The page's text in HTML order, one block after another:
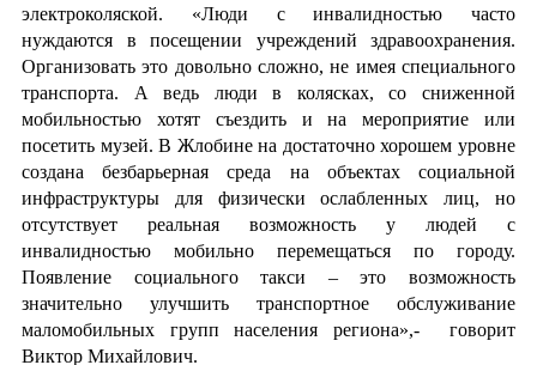
электроколяской. «Люди с инвалидностью часто
нуждаются в посещении учреждений здравоохранения.
Организовать это довольно сложно, не имея специального
транспорта. А ведь люди в колясках, со сниженной
мобильностью хотят съездить и на мероприятие или
посетить музей. В Жлобине на достаточно хорошем уровне
создана безбарьерная среда на объектах социальной
инфраструктуры для физически ослабленных лиц, но
отсутствует реальная возможность у людей с
инвалидностью мобильно перемещаться по городу.
Появление социального такси – это возможность
значительно улучшить транспортное обслуживание
маломобильных групп населения региона»,- говорит
Виктор Михайлович.